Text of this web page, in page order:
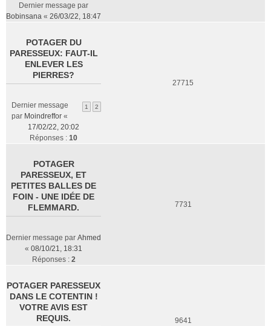
Dernier message par
Bobinsana « 26/03/22, 18:47
POTAGER DU
PARESSEUX: FAUT-IL
ENLEVER LES
PIERRES?
1 2
Dernier message
par Moindreffor «
17/02/22, 20:02
Réponses : 10
27715
POTAGER
PARESSEUX, ET
PETITES BALLES DE
FOIN - UNE IDÉE DE
FLEMMARD.
Dernier message par Ahmed
« 08/10/21, 18:31
Réponses : 2
7731
POTAGER PARESSEUX
DANS LE COTENTIN !
VOTRE AVIS EST
REQUIS.
9641